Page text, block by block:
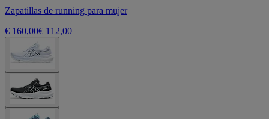
Zapatillas de running para mujer
€ 160,00€ 112,00